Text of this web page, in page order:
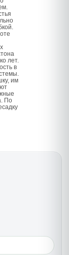
лет.
в
им
По